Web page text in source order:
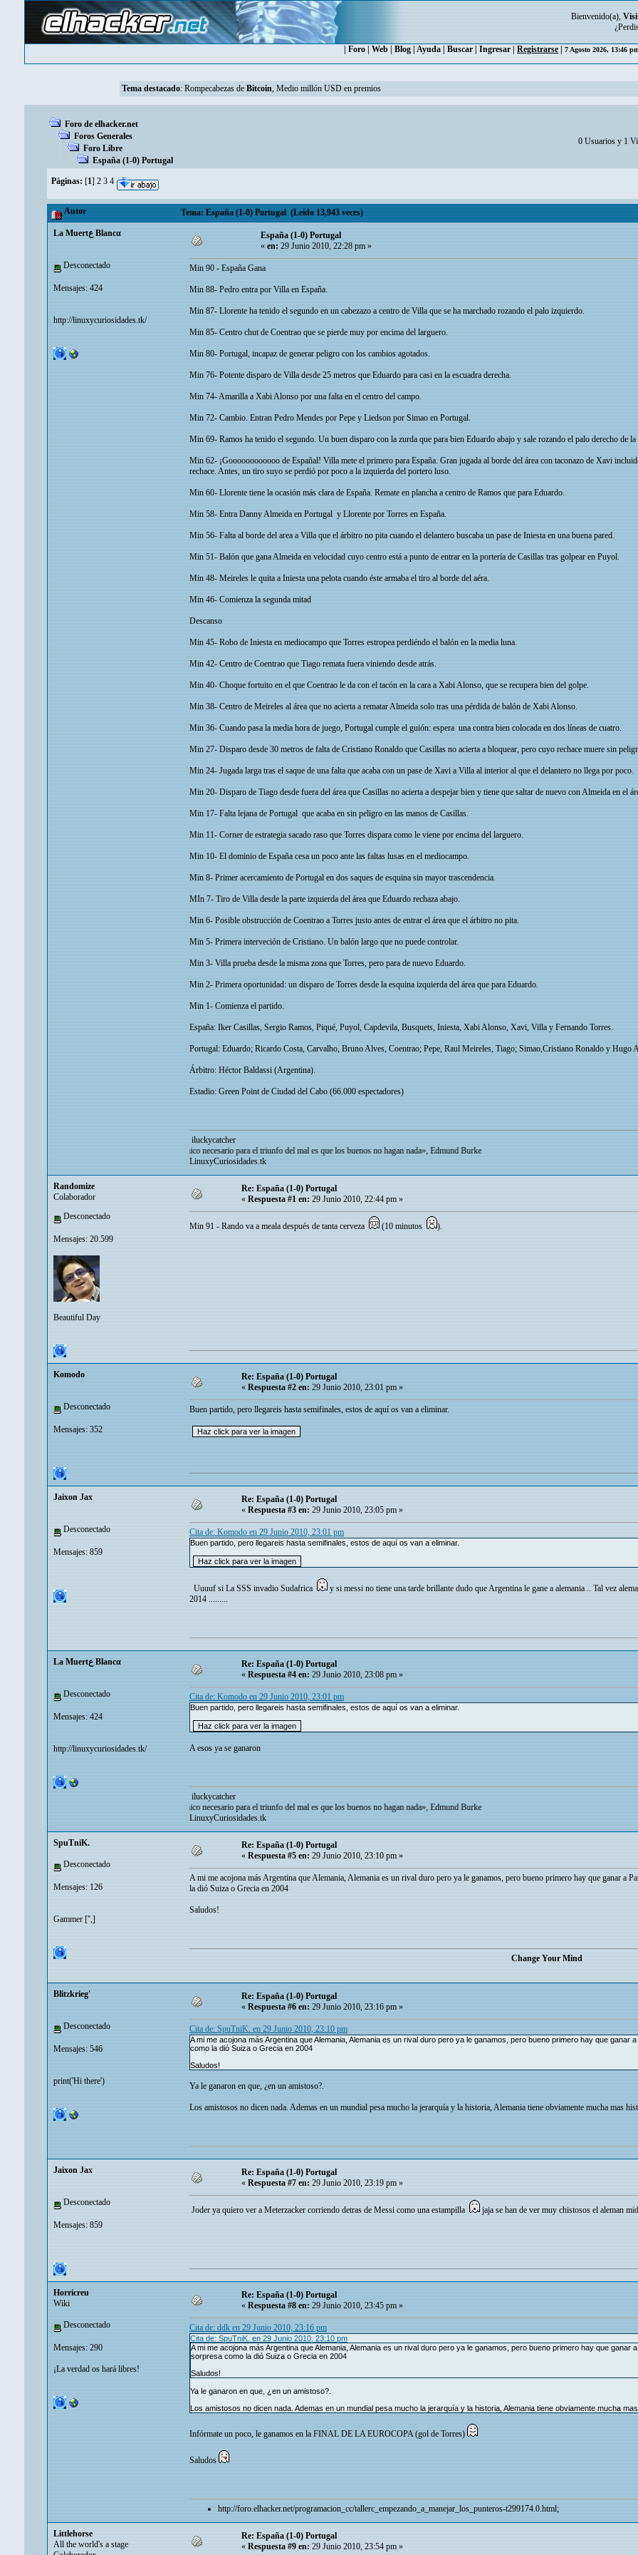
Bienvenido(a),
Foro Web Blog Ayuda Buscar Ingresar Registrarse 7 Agosto 2026, 13:46
Tema destacado: Rompecabezas de Bitcoin, Medio millón USD en premios
Foro de elhacker.net
Foros Generales
Foro Libre
España (1-0) Portugal
0 Usuarios y 1
Páginas: [1] 2 3 4
Autor Tema: España (1-0) Portugal (Leído 13,943 veces)
La Muertع Blancα
Desconectado
Mensajes: 424
http://linuxycuriosidades.tk/
España (1-0) Portugal
«en:29 Junio 2010, 22:28 pm »
Min 90 - España Gana
Min 88- Pedro entra por Villa en España.
Min 87- Llorente ha tenido el segundo en un cabezazo a centro de Villa que se ha marchado rozando el palo izquierdo.
Min 85- Centro chut de Coentrao que se pierde muy por encima del larguero.
Min 80- Portugal, incapaz de generar peligro con los cambios agotados.
Min 76- Potente disparo de Villa desde 25 metros que Eduardo para casi en la escuadra derecha.
Min 74- Amarilla a Xabi Alonso por una falta en el centro del campo.
Min 72- Cambio. Entran Pedro Mendes por Pepe y Liedson por Simao en Portugal.
Min 69- Ramos ha tenido el segundo. Un buen disparo con la zurda que para bien Eduardo abajo y sale rozando el palo derecho de
Min 62- ¡Goooooooooooo de Españal! Villa mete el primero para España. Gran jugada al borde del área con taconazo de Xavi
rechace. Antes, un tiro suyo se perdió por poco a la izquierda del portero luso.
Min 60- Llorente tiene la ocasión más clara de España. Remate en plancha a centro de Ramos que para Eduardo.
Min 58- Entra Danny Almeida en Portugal y Llorente por Torres en España.
Min 56- Falta al borde del area a Villa que el árbitro no pita cuando el delantero buscaba un pase de Iniesta en una buena pared.
Min 51- Balón que gana Almeida en velocidad cuyo centro está a punto de entrar en la portería de Casillas tras golpear en Puyol.
Min 48- Meireles le quita a Iniesta una pelota cuando éste armaba el tiro al borde del aéra.
Min 46- Comienza la segunda mitad
Descanso
Min 45- Robo de Iniesta en mediocampo que Torres estropea perdiéndo el balón en la media luna.
Min 42- Centro de Coentrao que Tiago remata fuera viniendo desde atrás.
Min 40- Choque fortuito en el que Coentrao le da con el tacón en la cara a Xabi Alonso, que se recupera bien del golpe.
Min 38- Centro de Meireles al área que no acierta a rematar Almeida solo tras una pérdida de balón de Xabi Alonso.
Min 36- Cuando pasa la media hora de juego, Portugal cumple el guión: espera una contra bien colocada en dos líneas de cuatro.
Min 27- Disparo desde 30 metros de falta de Cristiano Ronaldo que Casillas no acierta a bloquear, pero cuyo rechace muere sin
Min 24- Jugada larga tras el saque de una falta que acaba con un pase de Xavi a Villa al interior al que el delantero no llega por poco.
Min 20- Disparo de Tiago desde fuera del área que Casillas no acierta a despejar bien y tiene que saltar de nuevo con Almeida en el
Min 17- Falta lejana de Portugal que acaba en sin peligro en las manos de Casillas.
Min 11- Corner de estrategia sacado raso que Torres dispara como le viene por encima del larguero.
Min 10- El dominio de España cesa un poco ante las faltas lusas en el mediocampo.
Min 8- Primer acercamiento de Portugal en dos saques de esquina sin mayor trascendencia.
MIn 7- Tiro de Villa desde la parte izquierda del área que Eduardo rechaza abajo.
Min 6- Posible obstrucción de Coentrao a Torres justo antes de entrar el área que el árbitro no pita.
Min 5- Primera interveción de Cristiano. Un balón largo que no puede controlar.
Min 3- Villa prueba desde la misma zona que Torres, pero para de nuevo Eduardo.
Min 2- Primera oportunidad: un disparo de Torres desde la esquina izquierda del área que para Eduardo.
Min 1- Comienza el partido.
España: Iker Casillas, Sergio Ramos, Piqué, Puyol, Capdevila, Busquets, Iniesta, Xabi Alonso, Xavi, Villa y Fernando Torres.
Portugal: Eduardo; Ricardo Costa, Carvalho, Bruno Alves, Coentrao; Pepe, Raul Meireles, Tiago; Simao,Cristiano Ronaldo y Hugo
Árbitro: Héctor Baldassi (Argentina).
Estadio: Green Point de Ciudad del Cabo (66.000 espectadores)
iluckycatcher
«lo único necesario para el triunfo del mal es que los buenos no hagan nada», Edmund Burke
LinuxyCuriosidades.tk
Randomize
Colaborador
Desconectado
Mensajes: 20.599
Beautiful Day
Re: España (1-0) Portugal
« Respuesta #1 en: 29 Junio 2010, 22:44 pm »
Min 91 - Rando va a meala después de tanta cerveza (10 minutos ).
Komodo
Desconectado
Mensajes: 352
Re: España (1-0) Portugal
«Respuesta #2 en:29 Junio 2010, 23:01 pm »
Buen partido, pero llegareis hasta semifinales, estos de aquí os van a eliminar.
Jaixon Jax
Desconectado
Mensajes: 859
Re: España (1-0) Portugal
« Respuesta #3 en: 29 Junio 2010, 23:05 pm »
Cita de: Komodo en 29 Junio 2010, 23:01 pm
Buen partido, pero llegareis hasta semifinales, estos de aquí os van a eliminar.
Uuuuf si La SSS invadio Sudafrica
y si messi no tiene una tarde brillante dudo que Argentina le gane a alemania .. Tal vez
2014 .........
La Muertع Blancα
Desconectado
Mensajes: 424
http://linuxycuriosidades.tk/
Re: España (1-0) Portugal
«Respuesta #4 en:29 Junio 2010, 23:08 pm »
Cita de: Komodo en 29 Junio 2010, 23:01 pm
Buen partido, pero llegareis hasta semifinales, estos de aquí os van a eliminar.
A esos ya se ganaron
iluckycatcher
«lo único necesario para el triunfo del mal es que los buenos no hagan nada», Edmund Burke
LinuxyCuriosidades.tk
SpuTniK.
Desconectado
Mensajes: 126
Gammer ['',]
Re: España (1-0) Portugal
« Respuesta #5 en: 29 Junio 2010, 23:10 pm »
A mi me acojona más Argentina que Alemania, Alemania es un rival duro pero ya le ganamos, pero bueno primero hay que ganar a
la dió Suiza o Grecia en 2004
Saludos!
Change Your Mind
Blitzkrieg'
Desconectado
Mensajes: 546
print('Hi there')
Re: España (1-0) Portugal
«Respuesta #6 en:29 Junio 2010, 23:16 pm »
Cita de: SpuTniK. en 29 Junio 2010, 23:10 pm
A mi me acojona más Argentina que Alemania, Alemania es un rival duro pero ya le ganamos, pero bueno primero hay que
como la dió Suiza o Grecia en 2004
Saludos!
Ya le ganaron en que, ¿en un amistoso?.
Los amistosos no dicen nada. Ademas en un mundial pesa mucho la jerarquía y la historia, Alemania tiene obviamente mucha mas
Jaixon Jax
Desconectado
Mensajes: 859
Re: España (1-0) Portugal
« Respuesta #7 en: 29 Junio 2010, 23:19 pm »
Joder ya quiero ver a Meterzacker corriendo detras de Messi como una estampilla jaja se han de ver muy chistosos el aleman
Horricreu
Wiki
Desconectado
Mensajes: 290
¡La verdad os hará libres!
Re: España (1-0) Portugal
«Respuesta #8 en:29 Junio 2010, 23:45 pm »
Cita de: ddk en 29 Junio 2010, 23:16 pm
Cita de: SpuTniK. en 29 Junio 2010, 23:10 pm
A mi me acojona más Argentina que Alemania, Alemania es un rival duro pero ya le ganamos, pero bueno primero hay que
sorpresa como la dió Suiza o Grecia en 2004
Saludos!
Ya le ganaron en que, ¿en un amistoso?.
Los amistosos no dicen nada. Ademas en un mundial pesa mucho la jerarquía y la historia, Alemania tiene obviamente mucha
Infórmate un poco, le ganamos en la FINAL DE LA EUROCOPA (gol de Torres)
Saludos
http://foro.elhacker.net/programacion_cc/tallerc_empezando_a_manejar_los_punteros-t299174.0.html;
Littlehorse
All the world's a stage
Re: España (1-0) Portugal
« Respuesta #9 en: 29 Junio 2010, 23:54 pm »